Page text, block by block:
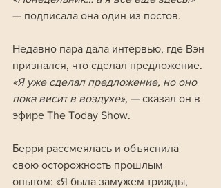
— подписала она один из постов.
Недавно пара дала интервью, где Вэн
признался, что сделал предложение.
«Я уже сделал предложение, но оно
пока висит в воздухе», — сказал он в
эфире The Today Show.
Берри рассмеялась и объяснила
свою осторожность прошлым
опытом: «Я была замужем трижды,